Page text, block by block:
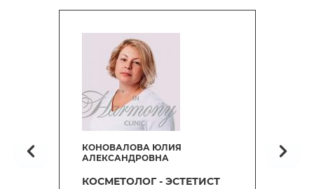
КОНОВАЛОВА ЮЛИЯ
АЛЕКСАНДРОВНА
КОСМЕТОЛОГ - ЭСТЕТИСТ
ИСРАПИЛОВА АИДА
ГАДЖИЕВНА
ВРАЧ-ДЕРМАТОВЕНЕРОЛОГ,